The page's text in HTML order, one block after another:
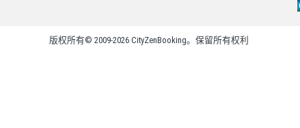
版权所有© 2009-2026 CityZenBooking。保留所有权利